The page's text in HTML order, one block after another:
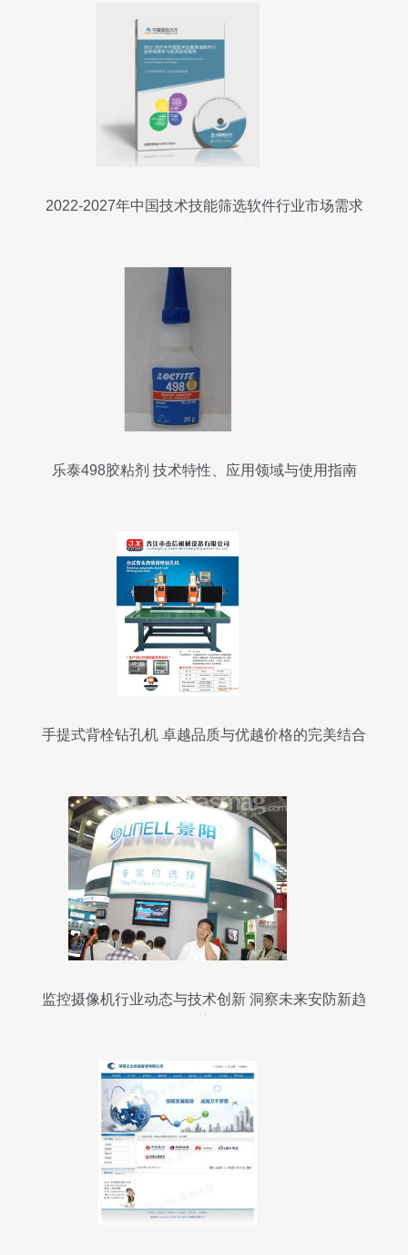
2022-2027年中国技术技能筛选软件行业市场需求
乐泰498胶粘剂 技术特性、应用领域与使用指南
手提式背栓钻孔机 卓越品质与优越价格的完美结合
监控摄像机行业动态与技术创新 洞察未来安防新趋